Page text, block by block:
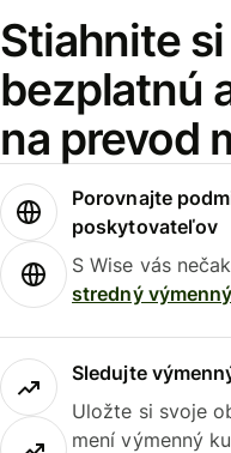
Stiahnite
bezplatnú
na prevod
Porovnajte
poskytovateľov
S Wise vás
stredný
Sledujte
Uložte si svoje
mení výmenný